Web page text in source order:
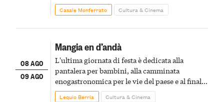
Casale Monferrato Cultura & Cinema
08 AGO
09 AGO
Mangia en d’andà
L'ultima giornata di festa è dedicata alla
pantalera per bambini, alla camminata
enogastronomica per le vie del paese e al finale
pirotecnico
Lequio Berria Cultura & Cinema